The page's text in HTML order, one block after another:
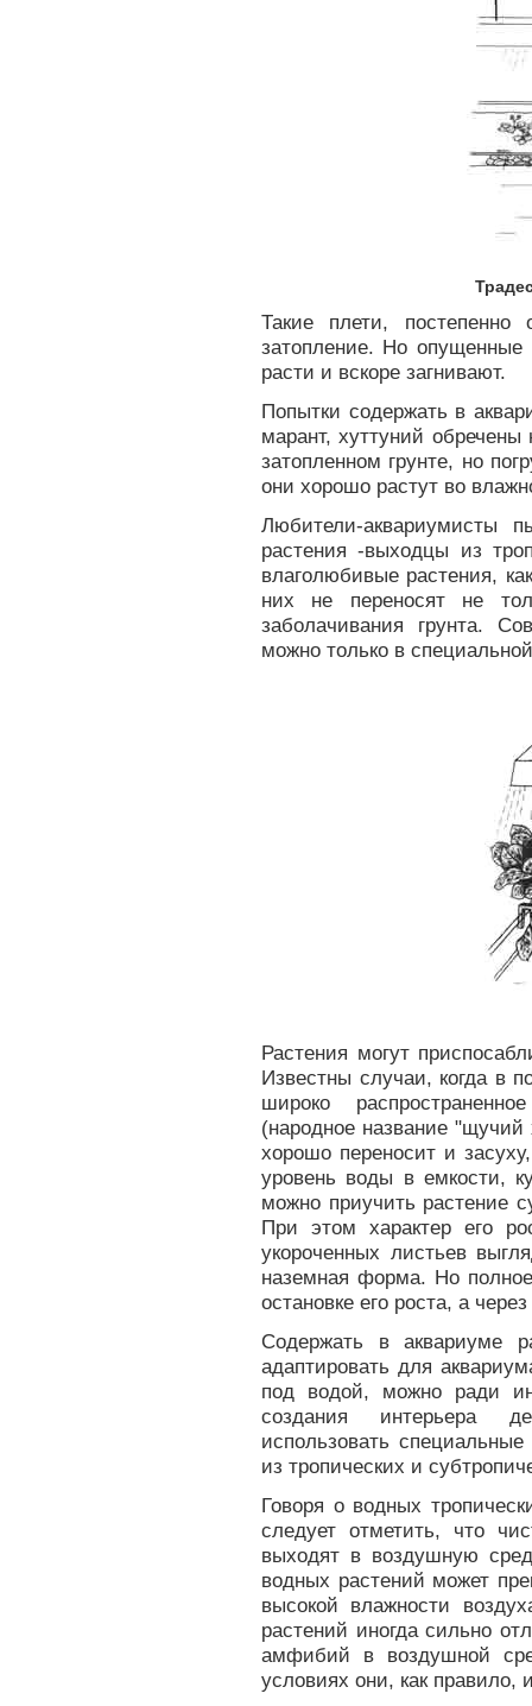
Такие плети,
затопление. Но опущенные
расти и вскоре загнивают.
Попытки содержать в
марант, хуттуний
затопленном грунте, но
они хорошо растут во
Любители-аквариумисты
растения -выходцы из
влаголюбивые растения,
них не переносят не
заболачивания грунта.
можно только в
Растения могут
Известны случаи, когда в
широко
(народное название "щучий
хорошо переносит и
уровень воды в емкости,
можно приучить растение
При этом характер его
укороченных листьев
наземная форма. Но
остановке его роста, а
Содержать в аквариуме
адаптировать для
под водой, можно ради
создания интерьера
использовать
из тропических и
Говоря о водных
следует отметить, что
выходят в воздушную
водных растений может
высокой влажности
растений иногда сильно
амфибий в воздушной
условиях они, как правило,